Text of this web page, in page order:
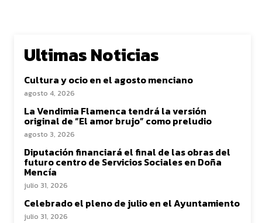
Ultimas Noticias
Cultura y ocio en el agosto menciano
agosto 4, 2026
La Vendimia Flamenca tendrá la versión
original de “El amor brujo” como preludio
agosto 3, 2026
Diputación financiará el final de las obras del
futuro centro de Servicios Sociales en Doña
Mencía
julio 31, 2026
Celebrado el pleno de julio en el Ayuntamiento
julio 31, 2026